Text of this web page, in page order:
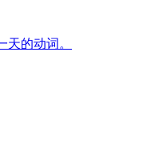
的动词。